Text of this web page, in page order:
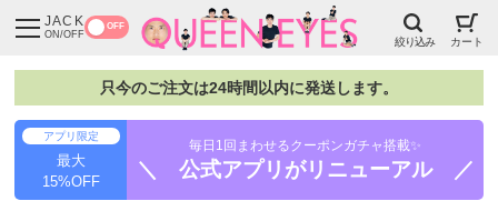
JACK
ON/OFF
OFF
絞り込み カート
只今のご注文は24時間以内に発送します。
アプリ限定
最大
15%OFF
毎日1回まわせるクーポンガチャ搭載✨
＼ 公式アプリがリニューアル ／